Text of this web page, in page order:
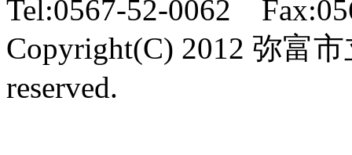
Tel:0567-52-0062
Copyright(C) 2012 弥富
reserved.